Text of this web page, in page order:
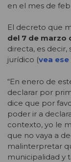
en el mes de
El decreto que
del 7 de marzo
directa, es decir,
jurídico (vea
“En enero de
declarar por
dice que por
poder ir a
contexto, yo le
que no vaya a
malinterpretar
municipalidad y